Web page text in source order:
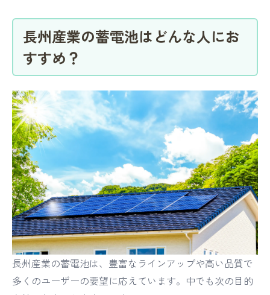
長州産業の蓄電池はどんな人にお
すすめ？
長州産業の蓄電池は、豊富なラインアップや高い品質で
多くのユーザーの要望に応えています。中でも次の目的